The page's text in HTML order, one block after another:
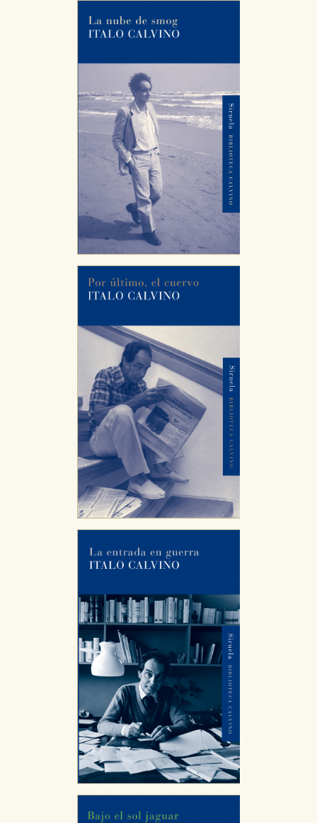
CONFIGURACIÓN DE COOKIES
HABILITAR TODO RECHAZAR TODO
Cookies necesarias
Estas cookies son necesarias para que nuestro sitio
web funcione y no es posible deshabilitarlas desde
nuestro sistema. Es posible hacerlo desde el
navegador, pero en ese caso es posible que algunas
áreas de nuestra web dejen de funcionar
correctamente.
Cookies de rendimiento y analíticas
de navegación y optimizar el funcionamiento de